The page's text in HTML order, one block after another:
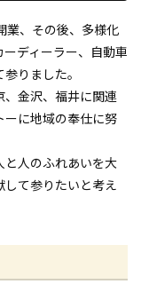
業、その後、多様化
ディーラー、自動車
りました。
金沢、福井に関連
ーに地域の奉仕に努
人のふれあいを大
て参りたいと考え